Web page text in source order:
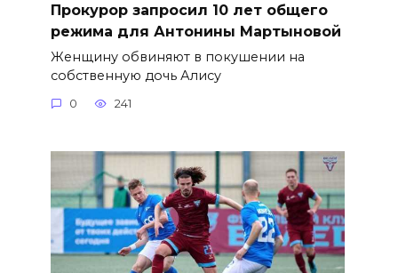
​Прокурор запросил 10 лет общего
режима для Антонины Мартыновой
Женщину обвиняют в покушении на
собственную дочь Алису
0 241